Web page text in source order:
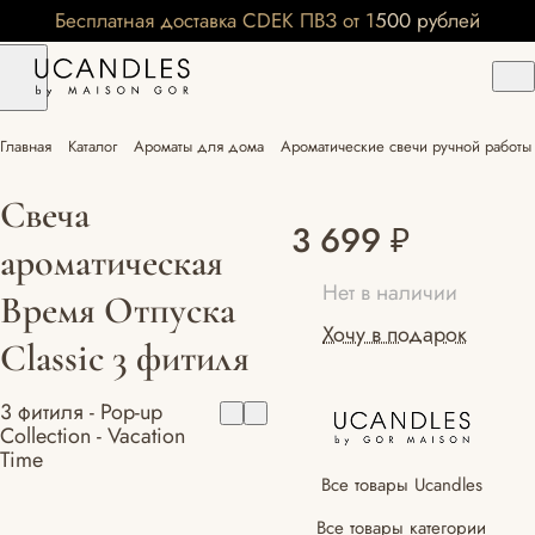
Бесплатная доставка CDEK ПВЗ от 1500 рублей
Главная Каталог Ароматы для дома Ароматические свечи ручной работы
Свеча
ароматическая
Время Отпуска
Classic 3 фитиля
3 фитиля - Pop-up
Collection - Vacation
Time
3 699 ₽
Нет в наличии
Хочу в подарок
Все товары Ucandles
Все товары категории